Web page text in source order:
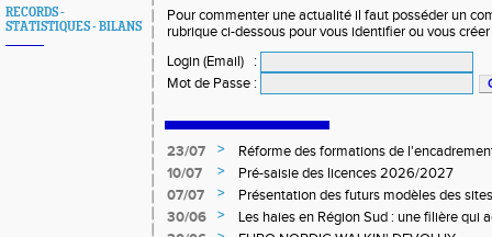
RECORDS -
STATISTIQUES - BILANS
Pour commenter une actualité il faut posséder un
rubrique ci-dessous pour vous identifier ou vous
Login (Email)
:
Mot de Passe :
23/07 >
Réforme des formations de
10/07
>
Pré-saisie des licences 2026/2027
07/07
>
Présentation des futurs modèles des
30/06
>
Les haies en Région Sud : une filière qui